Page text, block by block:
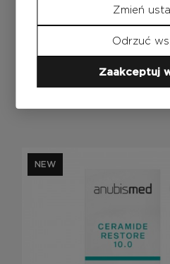
Produkty
NEW
Zmień
Odrzuć
Zaakceptuj